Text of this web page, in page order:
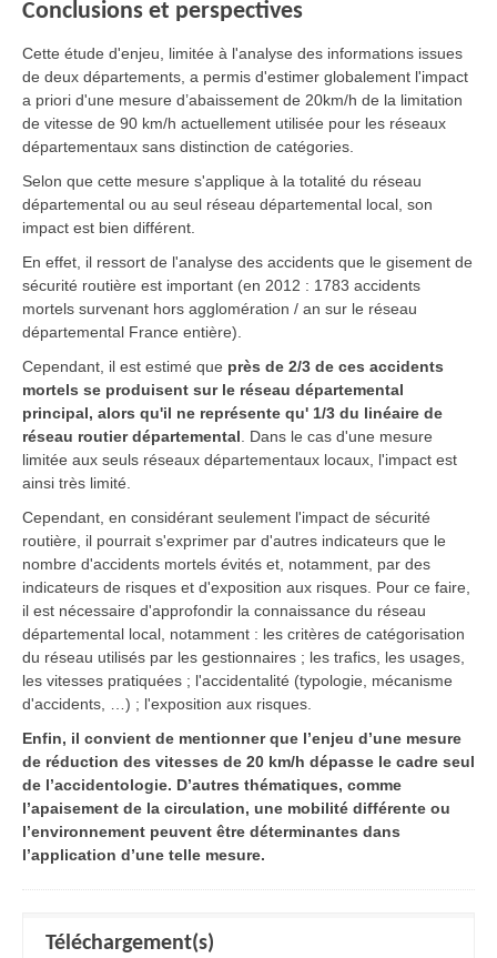
Conclusions et perspectives
Cette étude d'enjeu, limitée à l'analyse des informations issues
de deux départements, a permis d'estimer globalement l'impact
a priori d'une mesure d’abaissement de 20km/h de la limitation
de vitesse de 90 km/h actuellement utilisée pour les réseaux
départementaux sans distinction de catégories.
Selon que cette mesure s'applique à la totalité du réseau
départemental ou au seul réseau départemental local, son
impact est bien différent.
En effet, il ressort de l'analyse des accidents que le gisement de
sécurité routière est important (en 2012 : 1783 accidents
mortels survenant hors agglomération / an sur le réseau
départemental France entière).
Cependant, il est estimé que près de 2/3 de ces accidents
mortels se produisent sur le réseau départemental
principal, alors qu'il ne représente qu' 1/3 du linéaire de
réseau routier départemental . Dans le cas d'une mesure
limitée aux seuls réseaux départementaux locaux, l'impact est
ainsi très limité.
Cependant, en considérant seulement l'impact de sécurité
routière, il pourrait s'exprimer par d'autres indicateurs que le
nombre d'accidents mortels évités et, notamment, par des
indicateurs de risques et d'exposition aux risques. Pour ce faire,
il est nécessaire d'approfondir la connaissance du réseau
départemental local, notamment : les critères de catégorisation
du réseau utilisés par les gestionnaires ; les trafics, les usages,
les vitesses pratiquées ; l'accidentalité (typologie, mécanisme
d'accidents, …) ; l'exposition aux risques.
Enfin, il convient de mentionner que l’enjeu d’une mesure
de réduction des vitesses de 20 km/h dépasse le cadre seul
de l’accidentologie. D’autres thématiques, comme
l’apaisement de la circulation, une mobilité différente ou
l’environnement peuvent être déterminantes dans
l’application d’une telle mesure.
Téléchargement(s)